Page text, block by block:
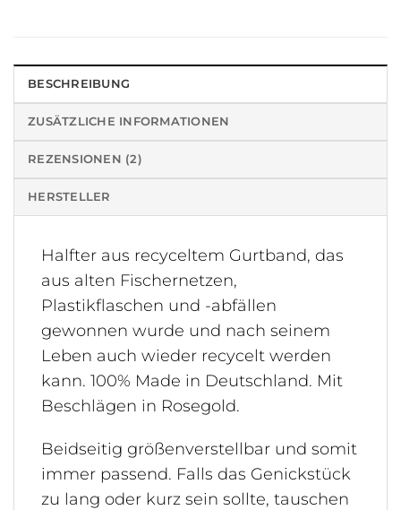
BESCHREIBUNG
ZUSÄTZLICHE INFORMATIONEN
REZENSIONEN (2)
HERSTELLER
Halfter aus recyceltem Gurtband, das
aus alten Fischernetzen,
Plastikflaschen und -abfällen
gewonnen wurde und nach seinem
Leben auch wieder recycelt werden
kann. 100% Made in Deutschland. Mit
Beschlägen in Rosegold.
Beidseitig größenverstellbar und somit
immer passend. Falls das Genickstück
zu lang oder kurz sein sollte, tauschen